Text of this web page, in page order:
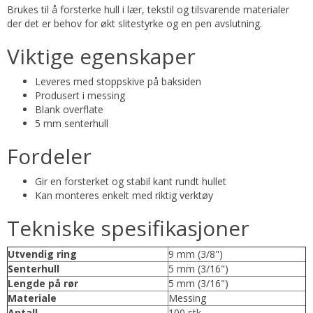
Brukes til å forsterke hull i lær, tekstil og tilsvarende materialer
der det er behov for økt slitestyrke og en pen avslutning.
Viktige egenskaper
Leveres med stoppskive på baksiden
Produsert i messing
Blank overflate
5 mm senterhull
Fordeler
Gir en forsterket og stabil kant rundt hullet
Kan monteres enkelt med riktig verktøy
Tekniske spesifikasjoner
Utvendig ring
9 mm (3/8")
Senterhull
5 mm (3/16")
Lengde på rør
5 mm (3/16")
Materiale
Messing